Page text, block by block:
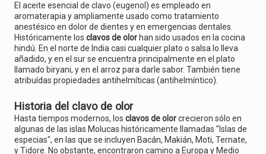
El aceite esencial de clavo (eugenol) es empleado en
aromaterapia y ampliamente usado como tratamiento
anestésico en dolor de dientes y en emergencias dentales.
Históricamente los clavos de olor han sido usados en la cocina
hindú. En el norte de India casi cualquier plato o salsa lo lleva
añadido, y en el sur se encuentra principalmente en el plato
llamado biryani, y en el arroz para darle sabor. También tiene
atribuídas propiedades antihelmíticas (antihelmíntico).
Historia del clavo de olor
Hasta tiempos modernos, los clavos de olorcrecieron sólo en
algunas de las islas Molucas históricamente llamadas "Islas de
especias", en las que se incluyen Bacán, Makián, Moti, Ternate,
y Tidore. No obstante, encontraron camino a Europa y Medio